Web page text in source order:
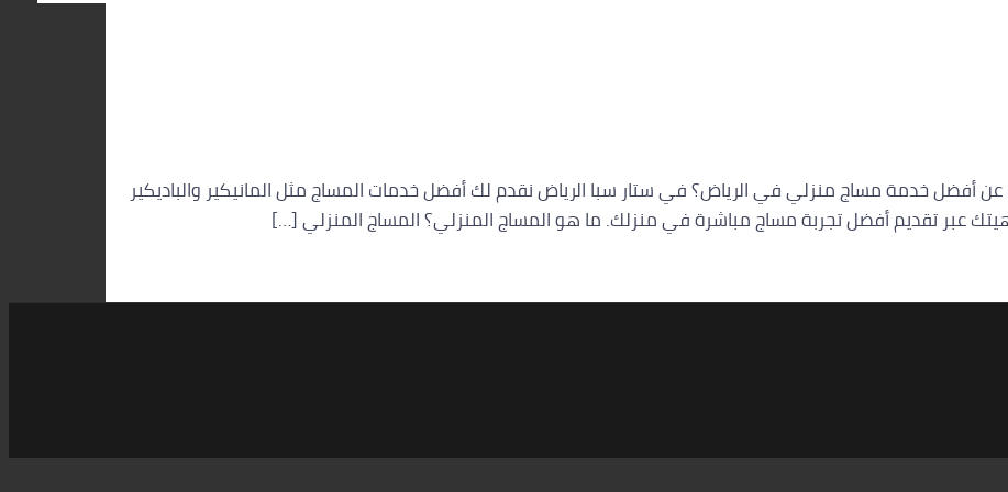
أفضل خدمة مساج منزلي في الرياض؟ في ستار سبا الرياض نقدم لك أفضل خدمات المساج مثل المانيكير والباديكير
عبر تقديم أفضل تجربة مساج مباشرة في منزلك. ما هو المساج المنزلي؟ المساج المنزلي […]